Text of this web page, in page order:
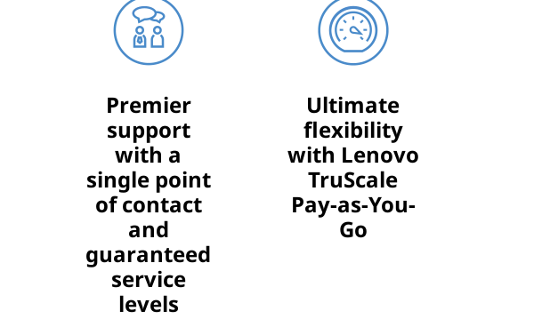
Premier
support
with a
single point
of contact
and
guaranteed
service
levels
Ultimate
flexibility
with Lenovo
TruScale
Pay-as-You-
Go